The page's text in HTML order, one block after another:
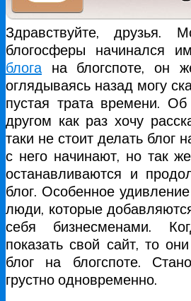
Здравствуйте,
блогосферы начинался
блога на блогспоте, он
оглядываясь назад могу
пустая трата времени.
другом как раз хочу
таки не стоит делать блог
с него начинают, но так
останавливаются и
блог. Особенное
люди, которые
себя бизнесменами.
показать свой сайт, то
блог на блогспоте.
грустно одновременно.